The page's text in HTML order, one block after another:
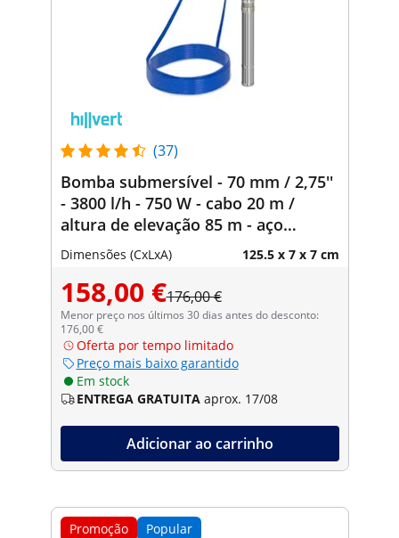
(37)
Bomba submersível - 70 mm / 2,75''
- 3800 l/h - 750 W - cabo 20 m /
altura de elevação 85 m - aço
inoxidável
Dimensões (CxLxA) 125.5 x 7 x 7 cm
158,00 €176,00 €
Menor preço nos últimos 30 dias antes do desconto:
176,00 €
Oferta por tempo limitado
Preço mais baixo garantido
Em stock
ENTREGA GRATUITA aprox. 17/08
Adicionar ao carrinho
Promoção Popular